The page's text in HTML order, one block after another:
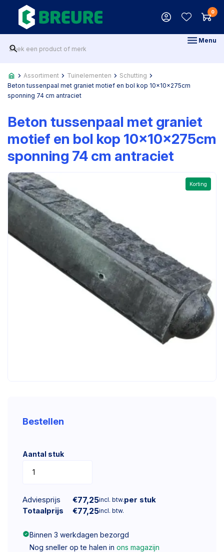
0
Menu
Assortiment Tuinelementen
Schutting
Beton tussenpaal met graniet motief en bol kop 10x10x275cm
sponning 74 cm antraciet
Beton tussenpaal met graniet
motief en bol kop 10x10x275cm
sponning 74 cm antraciet
Korting
Bestellen
Aantal stuk
Adviesprijs €77,25incl. btw.per stuk
Totaalprijs
€77,25incl. btw.
Binnen 3 werkdagen bezorgd
Nog sneller op te halen in ons magazijn